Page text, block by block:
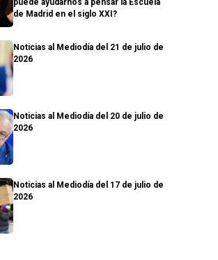
de Madrid en el siglo XXI?
Noticias al Mediodía del 21 de julio de
2026
Noticias al Mediodía del 20 de julio de
2026
Noticias al Mediodía del 17 de julio de
2026